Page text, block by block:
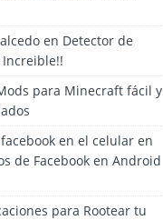
en Detector de
para Minecraft fácil y
en el celularen
de Facebook en Android
para Rootear tu